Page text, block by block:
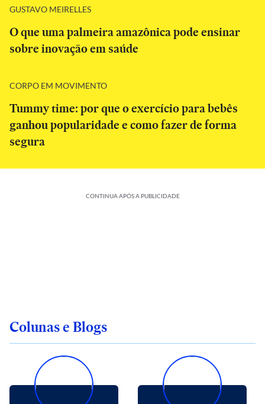
GUSTAVO MEIRELLES
O que uma palmeira amazônica pode ensinar
sobre inovação em saúde
CORPO EM MOVIMENTO
Tummy time: por que o exercício para bebês
ganhou popularidade e como fazer de forma
segura
CONTINUA APÓS A PUBLICIDADE
Colunas e Blogs